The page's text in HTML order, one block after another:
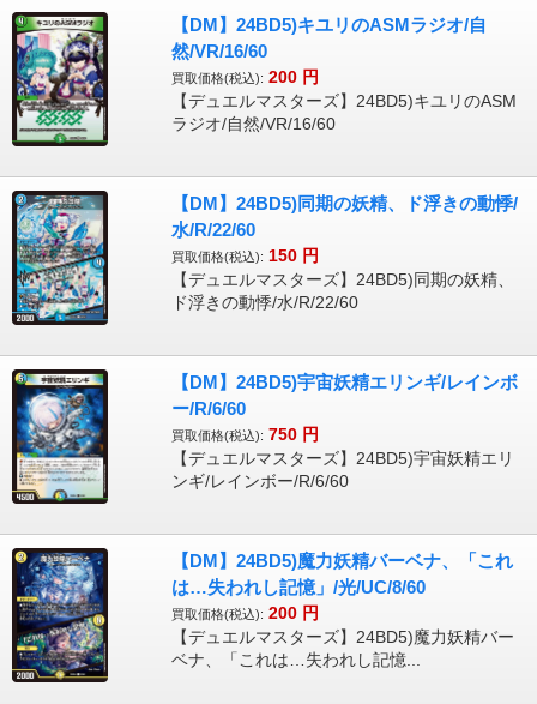
【DM】24BD5)キユリのASMラジオ/自
然/VR/16/60
買取価格(税込): 200 円
【デュエルマスターズ】24BD5)キユリのASM
ラジオ/自然/VR/16/60
【DM】24BD5)同期の妖精、ド浮きの動悸/
水/R/22/60
買取価格(税込): 150 円
【デュエルマスターズ】24BD5)同期の妖精、
ド浮きの動悸/水/R/22/60
【DM】24BD5)宇宙妖精エリンギ/レインボ
ー/R/6/60
買取価格(税込): 750 円
【デュエルマスターズ】24BD5)宇宙妖精エリ
ンギ/レインボー/R/6/60
【DM】24BD5)魔力妖精バーベナ、「これ
は…失われし記憶」/光/UC/8/60
買取価格(税込): 200 円
【デュエルマスターズ】24BD5)魔力妖精バー
ベナ、「これは…失われし記憶...